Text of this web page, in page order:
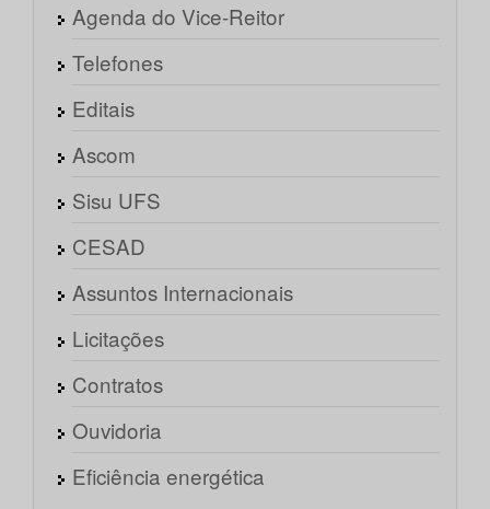
Agenda do Vice-Reitor
Telefones
Editais
Ascom
Sisu UFS
CESAD
Assuntos Internacionais
Licitações
Contratos
Ouvidoria
Eficiência energética